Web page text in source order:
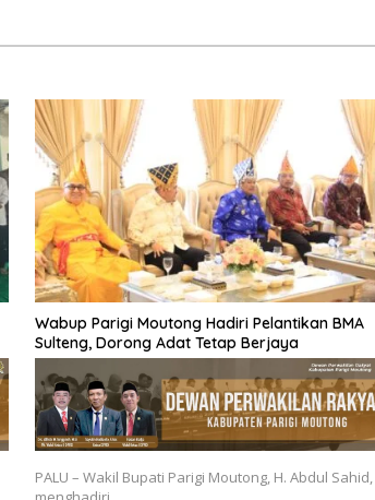
Wabup Parigi Moutong Hadiri Pelantikan BMA
Sulteng, Dorong Adat Tetap Berjaya
PALU – Wakil Bupati Parigi Moutong, H. Abdul Sahid,